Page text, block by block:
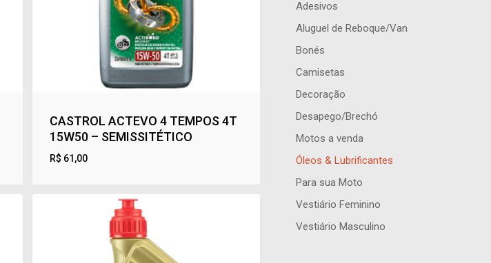
CASTROL ACTEVO 4 TEMPOS 4T
15W50 – SEMISSITÉTICO
R$ 61,00
Adesivos
Aluguel de Reboque/Van
Bonés
Camisetas
Decoração
Desapego/Brechó
Motos a venda
Óleos & Lubrificantes
Para sua Moto
Vestiário Feminino
Vestiário Masculino